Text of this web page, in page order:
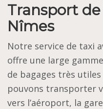
Transport
Nîmes
Notre service de taxi
offre une large
de bagages très
pouvons transporter
vers l’aéroport, la